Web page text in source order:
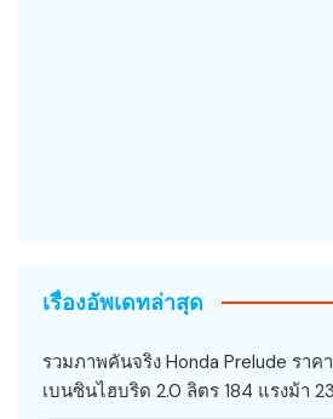
เรื่องอัพเดทล่าสุด
รวมภาพคันจริง Honda Prelude รา
เบนซินไฮบริด 2.0 ลิตร 184 แรงม้า